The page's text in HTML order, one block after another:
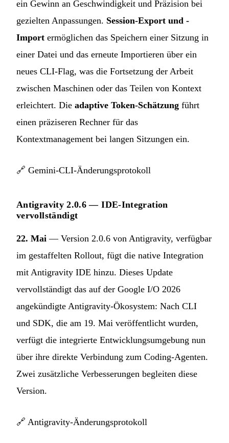
ein Gewinn an Geschwindigkeit und Präzision bei
gezielten Anpassungen. Session-Export und -
Import ermöglichen das Speichern einer Sitzung in
einer Datei und das erneute Importieren über ein
neues CLI-Flag, was die Fortsetzung der Arbeit
zwischen Maschinen oder das Teilen von Kontext
erleichtert. Die adaptive Token-Schätzung führt
einen präziseren Rechner für das
Kontextmanagement bei langen Sitzungen ein.
🔗 Gemini-CLI-Änderungsprotokoll
Antigravity 2.0.6 — IDE-Integration
vervollständigt
22. Mai — Version 2.0.6 von Antigravity, verfügbar
im gestaffelten Rollout, fügt die native Integration
mit Antigravity IDE hinzu. Dieses Update
vervollständigt das auf der Google I/O 2026
angekündigte Antigravity-Ökosystem: Nach CLI
und SDK, die am 19. Mai veröffentlicht wurden,
verfügt die integrierte Entwicklungsumgebung nun
über ihre direkte Verbindung zum Coding-Agenten.
Zwei zusätzliche Verbesserungen begleiten diese
Version.
🔗 Antigravity-Änderungsprotokoll